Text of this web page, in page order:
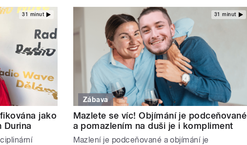
31 minut
jako
Durina
31 minut
Zábava
Mazlete se víc! Objímání je podceňované
a pomazlením na duši je i kompliment
Mazlení je podceňované a objímání je